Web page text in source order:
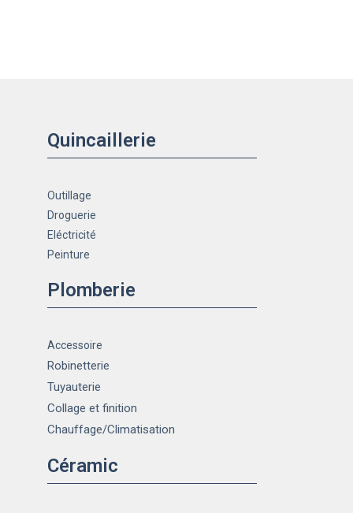
Quincaillerie
Outillage
Droguerie
Eléctricité
Peinture
Plomberie
Accessoire
Robinetterie
Tuyauterie
Collage et finition
Chauffage/Climatisation
Céramic